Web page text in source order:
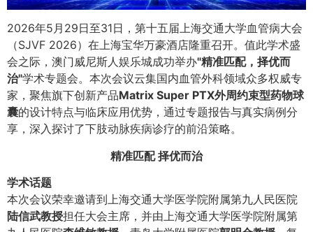
2026年5月29日至31日，第十五届上海交通大学血管病大会
（SJVF 2026）在上海宝华万豪酒店隆重召开。值此学术盛
会之际，澳门威尼斯人娱乐城成功举办"精准匹配，择优而
治"学术专题会。本次会议云集国内血管外科领域众多权威专
家，聚焦旗下创新产品Matrix Super PTX外周约束型药物球
囊的设计特点与临床应用优势，通过专题报告与真实病例分
享，深入探讨了下肢动脉疾病诊疗的前沿策略。
精准匹配 择优而治
学术话题
本次会议荣幸邀请到上海交通大学医学院附属第九人民医院
陆信武教授担任大会主席，并由上海交通大学医学院附属第